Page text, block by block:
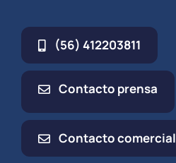
(56) 412203811
Contacto prensa
Contacto comercial